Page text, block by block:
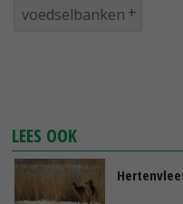
voedselbanken
LEES OOK